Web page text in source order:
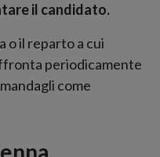
il candidato.
o il reparto a cui
periodicamente
come